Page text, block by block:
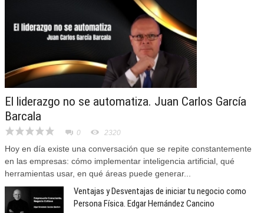
El liderazgo no se automatiza. Juan Carlos García
Barcala
0 2320
Hoy en día existe una conversación que se repite constantemente
en las empresas: cómo implementar inteligencia artificial, qué
herramientas usar, en qué áreas puede generar...
Ventajas y Desventajas de iniciar tu negocio como
Persona Física. Edgar Hernández Cancino